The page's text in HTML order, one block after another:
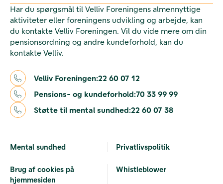
Har du spørgsmål til Velliv Foreningens almennyttige
aktiviteter eller foreningens udvikling og arbejde, kan
du kontakte Velliv Foreningen. Vil du vide mere om din
pensionsordning og andre kundeforhold, kan du
kontakte Velliv.
Velliv Foreningen:22 60 07 12
Pensions- og kundeforhold:70 33 99 99
Støtte til mental sundhed:22 60 07 38
Mental sundhed Privatlivspolitik
Brug af cookies på
hjemmesiden
Whistleblower